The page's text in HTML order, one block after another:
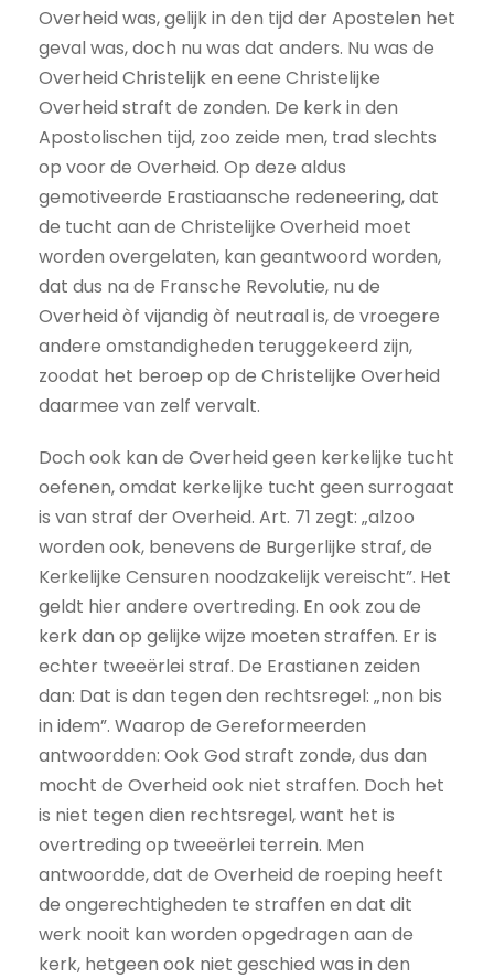
Overheid was, gelijk in den tijd der Apostelen het
geval was, doch nu was dat anders. Nu was de
Overheid Christelijk en eene Christelijke
Overheid straft de zonden. De kerk in den
Apostolischen tijd, zoo zeide men, trad slechts
op voor de Overheid. Op deze aldus
gemotiveerde Erastiaansche redeneering, dat
de tucht aan de Christelijke Overheid moet
worden overgelaten, kan geantwoord worden,
dat dus na de Fransche Revolutie, nu de
Overheid òf vijandig òf neutraal is, de vroegere
andere omstandigheden teruggekeerd zijn,
zoodat het beroep op de Christelijke Overheid
daarmee van zelf vervalt.
Doch ook kan de Overheid geen kerkelijke tucht
oefenen, omdat kerkelijke tucht geen surrogaat
is van straf der Overheid. Art. 71 zegt: „alzoo
worden ook, benevens de Burgerlijke straf, de
Kerkelijke Censuren noodzakelijk vereischt”. Het
geldt hier andere overtreding. En ook zou de
kerk dan op gelijke wijze moeten straffen. Er is
echter tweeërlei straf. De Erastianen zeiden
dan: Dat is dan tegen den rechtsregel: „non bis
in idem”. Waarop de Gereformeerden
antwoordden: Ook God straft zonde, dus dan
mocht de Overheid ook niet straffen. Doch het
is niet tegen dien rechtsregel, want het is
overtreding op tweeërlei terrein. Men
antwoordde, dat de Overheid de roeping heeft
de ongerechtigheden te straffen en dat dit
werk nooit kan worden opgedragen aan de
kerk, hetgeen ook niet geschied was in den